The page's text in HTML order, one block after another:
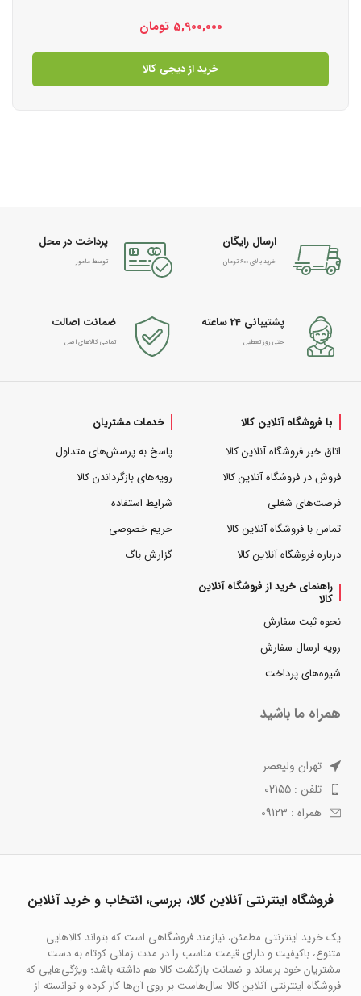
5,900,000 تومان
خرید از دیجی کالا
ارسال رایگان
خرید بالای 600 تومان
پرداخت در محل
توسط مامور
پشتیبانی 24 ساعته
حتی روز تعطیل
ضمانت اصالت
تمامی کالاهای اصل
با فروشگاه آنلاین کالا
اتاق خبر فروشگاه آنلاین کالا
فروش در فروشگاه آنلاین کالا
فرصت‌های شغلی
تماس با فروشگاه آنلاین کالا
درباره فروشگاه آنلاین کالا
خدمات مشتریان
پاسخ به پرسش‌های متداول
رویه‌های بازگرداندن کالا
شرایط استفاده
حریم خصوصی
گزارش باگ
راهنمای خرید از فروشگاه آنلاین
کالا
نحوه ثبت سفارش
رویه ارسال سفارش
شیوه‌های پرداخت
همراه ما باشید
تهران ولیعصر
تلفن : 02155
همراه : 09123
فروشگاه اینترنتی آنلاین کالا، بررسی، انتخاب و خرید آنلاین
یک خرید اینترنتی مطمئن، نیازمند فروشگاهی است که بتواند کالاهایی
متنوع، باکیفیت و دارای قیمت مناسب را در مدت زمانی کوتاه به دست
مشتریان خود برساند و ضمانت بازگشت کالا هم داشته باشد؛ ویژگی‌هایی که
فروشگاه اینترنتی آنلاین کالا سال‌هاست بر روی آن‌ها کار کرده و توانسته از